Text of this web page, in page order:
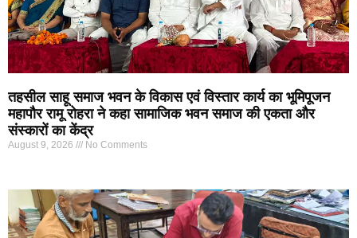
तहसील साहू समाज भवन के विकास एवं विस्तार कार्य का भूमिपूजन
महापौर रामू रोहरा ने कहा सामाजिक भवन समाज की एकता और
संस्कारों का केंद्र
August 9, 2026 No Comments